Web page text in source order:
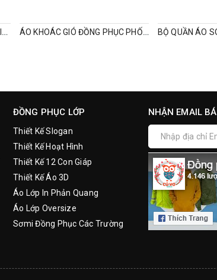
ÁO KHOÁC GIÓ BOMBER, VARSITY, ĐỒNG PHỤC MÙA ĐÔNG ÁO KHOÁC GIÓ ĐỒNG PHỤC PHỐI TAY
ĐỒNG PHỤC LỚP
Thiết Kế Slogan
Thiết Kế Hoạt Hình
Thiết Kế 12 Con Giáp
Thiết Kế Áo 3D
Áo Lớp In Phản Quang
Áo Lớp Oversize
Sơmi Đồng Phục Các Trường
NHẬN EMAIL